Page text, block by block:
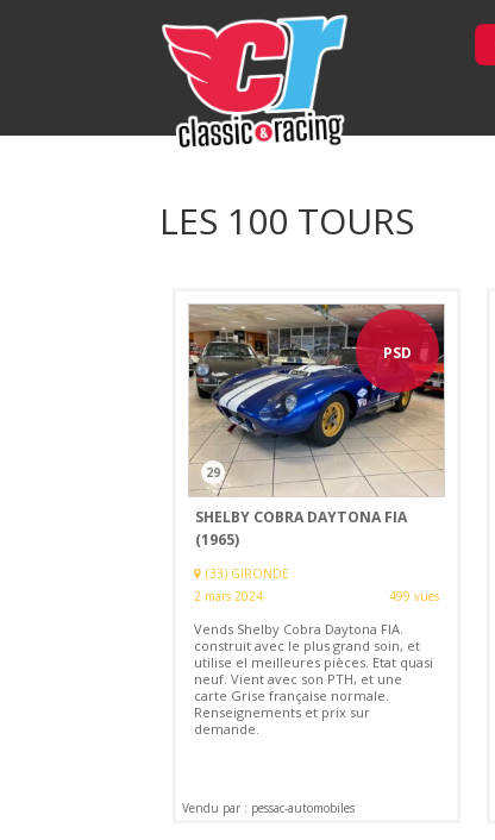
LES 100 TOURS
PSD
29
SHELBY COBRA DAYTONA FIA
(1965)
(33) GIRONDE
2 mars 2024
499 vues
Vends Shelby Cobra Daytona FIA.
construit avec le plus grand soin, et
utilise el meilleures pièces. Etat quasi
neuf. Vient avec son PTH, et une
carte Grise française normale.
Renseignements et prix sur
demande.
Vendu par : pessac-automobiles